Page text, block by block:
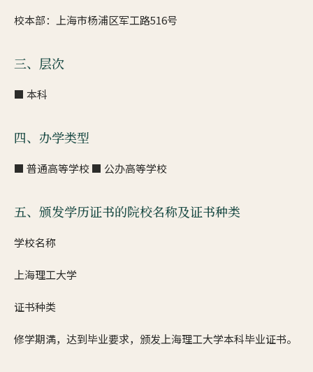
校本部：上海市杨浦区军工路516号
三、层次
■ 本科
四、办学类型
■ 普通高等学校 ■ 公办高等学校
五、颁发学历证书的院校名称及证书种类
学校名称
上海理工大学
证书种类
修学期满，达到毕业要求，颁发上海理工大学本科毕业证书。